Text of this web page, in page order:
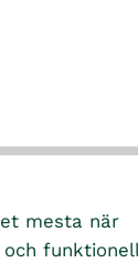
mesta när